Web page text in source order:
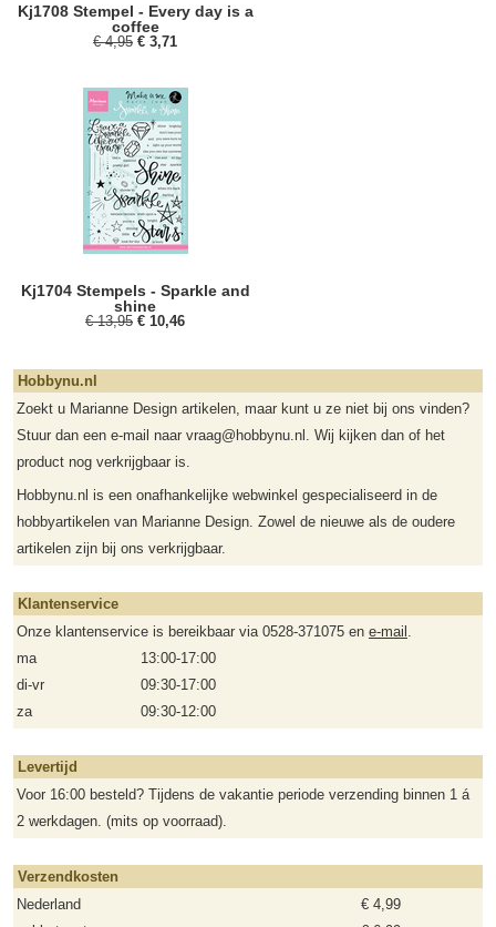
Kj1708 Stempel - Every day is a
coffee
€ 4,95 € 3,71
Kj1704 Stempels - Sparkle and
shine
€ 13,95 € 10,46
Hobbynu.nl
Zoekt u Marianne Design artikelen, maar kunt u ze niet bij ons vinden?
Stuur dan een e-mail naar vraag@hobbynu.nl. Wij kijken dan of het
product nog verkrijgbaar is.
Hobbynu.nl is een onafhankelijke webwinkel gespecialiseerd in de
hobbyartikelen van Marianne Design. Zowel de nieuwe als de oudere
artikelen zijn bij ons verkrijgbaar.
Klantenservice
Onze klantenservice is bereikbaar via 0528-371075 en e-mail .
ma
13:00-17:00
di-vr
09:30-17:00
za
09:30-12:00
Levertijd
Voor 16:00 besteld? Tijdens de vakantie periode verzending binnen 1 á
2 werkdagen. (mits op voorraad).
Verzendkosten
Nederland
€ 4,99